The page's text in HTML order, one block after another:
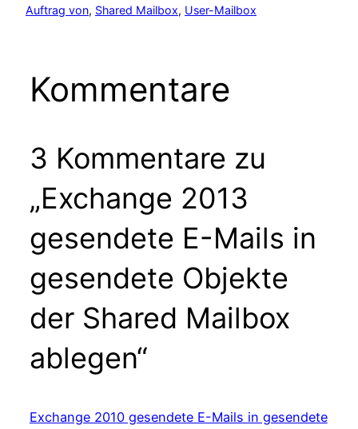
Auftrag von, Shared Mailbox, User-Mailbox
Kommentare
3 Kommentare zu
„Exchange 2013
gesendete E-Mails in
gesendete Objekte
der Shared Mailbox
ablegen“
Exchange 2010 gesendete E-Mails in gesendete